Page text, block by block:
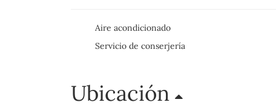
Aire acondicionado
Servicio de conserjería
Ubicación